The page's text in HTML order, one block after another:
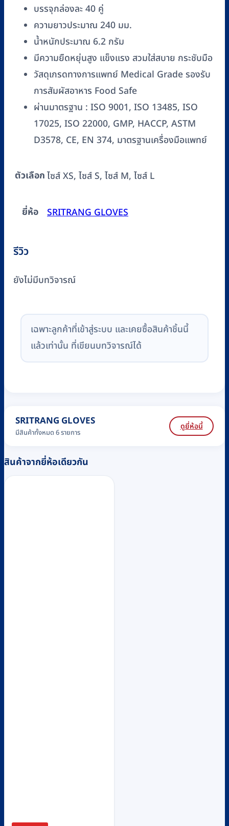
M,
L
ชิ้น
บรรจุกล่องละ 40 คู่
ความยาวประมาณ 240 มม.
น้ำหนักประมาณ 6.2 กรัม
มีความยืดหยุ่นสูง แข็งแรง สวมใส่สบาย กระชับมือ
วัสดุเกรดทางการแพทย์ Medical Grade รองรับ
การสัมผัสอาหาร Food Safe
ผ่านมาตรฐาน : ISO 9001, ISO 13485, ISO
17025, ISO 22000, GMP, HACCP, ASTM
D3578, CE, EN 374, มาตรฐานเครื่องมือแพทย์
ตัวเลือกไซส์ XS, ไซส์ S, ไซส์ M, ไซส์ L
ยี่ห้อ SRITRANG GLOVES
รีวิว
ยังไม่มีบทวิจารณ์
เฉพาะลูกค้าที่เข้าสู่ระบบ และเคยซื้อสินค้าชิ้นนี้
แล้วเท่านั้น ที่เขียนบทวิจารณ์ได้
SRITRANG GLOVES
มีสินค้าทั้งหมด 6 รายการ
ดูยี่ห้อนี้
สินค้าจากยี่ห้อเดียวกัน